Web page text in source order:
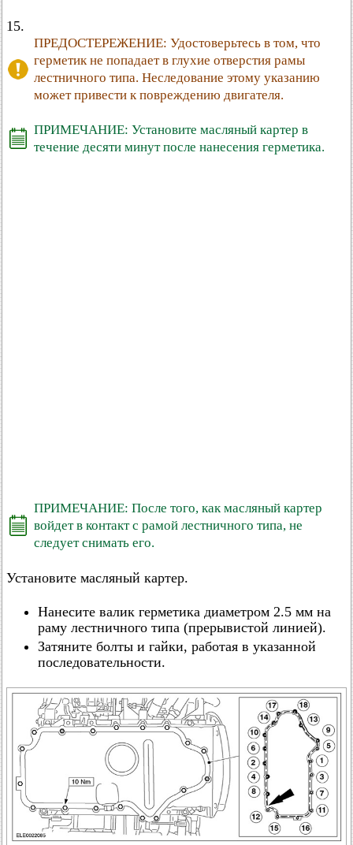
15.
ПРЕДОСТЕРЕЖЕНИЕ: Удостоверьтесь в том, что
герметик не попадает в глухие отверстия рамы
лестничного типа. Неследование этому указанию
может привести к повреждению двигателя.
ПРИМЕЧАНИЕ: Установите масляный картер в
течение десяти минут после нанесения герметика.
ПРИМЕЧАНИЕ: После того, как масляный картер
войдет в контакт с рамой лестничного типа, не
следует снимать его.
Установите масляный картер.
Нанесите валик герметика диаметром 2.5 мм на
раму лестничного типа (прерывистой линией).
Затяните болты и гайки, работая в указанной
последовательности.